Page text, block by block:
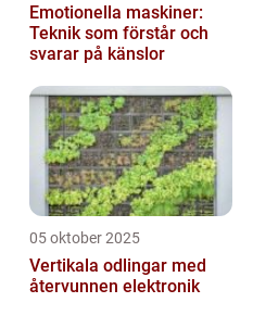
Emotionella maskiner:
Teknik som förstår och
svarar på känslor
05 oktober 2025
Vertikala odlingar med
återvunnen elektronik